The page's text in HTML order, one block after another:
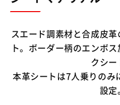
スエード調素材と合成皮
ト。ボーダー柄のエンボ
クシー
本革シートは7人乗りのみ
設定